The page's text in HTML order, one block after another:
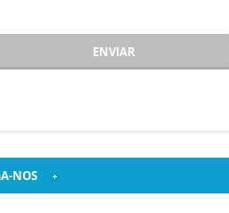
ENVIAR
NOS